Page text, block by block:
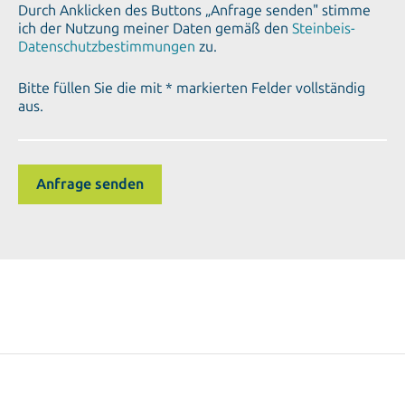
Durch Anklicken des Buttons „Anfrage senden" stimme
ich der Nutzung meiner Daten gemäß den Steinbeis-
Datenschutzbestimmungen zu.
Bitte füllen Sie die mit * markierten Felder vollständig
aus.